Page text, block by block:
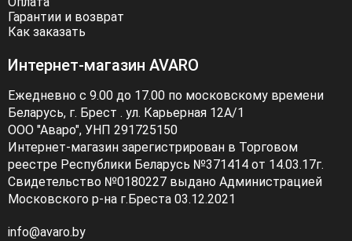
Гарантии и возврат
Как заказать
Интернет-магазин AVARO
Ежедневно с 9.00 до 17.00 по московскому времени
Беларусь, г. Брест . ул. Карьерная 12А/1
ООО "Аваро", УНП 291725150
Интернет-магазин зарегистрирован в Торговом
реестре Республики Беларусь №371414 от 14.03.17г.
Свидетельство №0180227 выдано Администрацией
Московского р-на г.Бреста 03.12.2021
info@avaro.by